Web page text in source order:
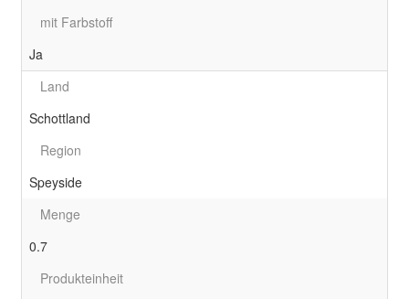
mit Farbstoff
Ja
Land
Schottland
Region
Speyside
Menge
0.7
Produkteinheit